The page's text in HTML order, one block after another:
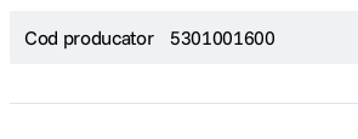
Cod producator 5301001600